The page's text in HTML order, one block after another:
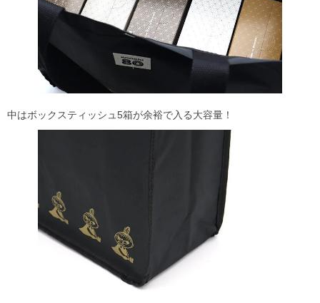
中はボックスティッシュ5箱が余裕で入る大容量！